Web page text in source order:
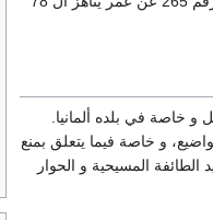
و خاصة في بلده ألمانيا.
و خاصة فيما يتعلق بمنع
المسيحية و الحوار